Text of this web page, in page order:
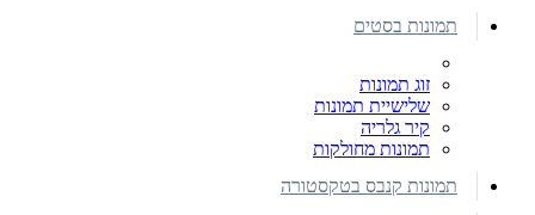
תמונות בסטים
זוג תמונות
שלישיית תמונות
קיר גלריה
תמונות מחולקות
תמונות קנבס בטקסטורה